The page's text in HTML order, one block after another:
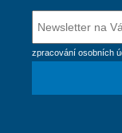
zpracování osobních